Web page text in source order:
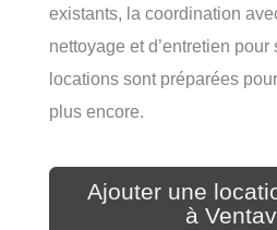
existants, la coordination
nettoyage et d’entretien pour
locations sont préparées
plus encore.
Ajouter une
à